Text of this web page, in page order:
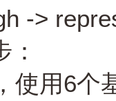
->
使用6个